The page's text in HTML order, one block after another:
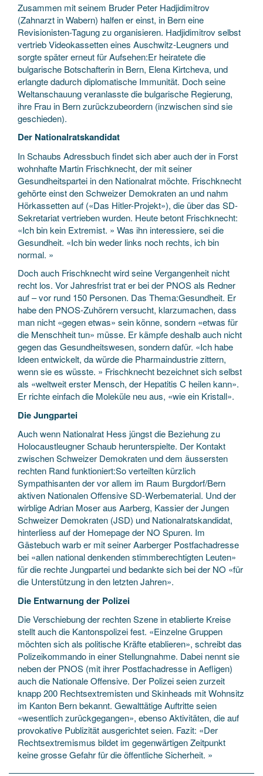
Zusammen mit seinem Bruder Peter Hadjidimitrov
(Zahnarzt in Wabern) halfen er einst, in Bern eine
Revisionisten-Tagung zu organisieren. Hadjidimitrov selbst
vertrieb Videokassetten eines Auschwitz-Leugners und
sorgte später erneut für Aufsehen:Er heiratete die
bulgarische Botschafterin in Bern, Elena Kirtcheva, und
erlangte dadurch diplomatische Immunität. Doch seine
Weltanschauung veranlasste die bulgarische Regierung,
ihre Frau in Bern zurückzubeordern (inzwischen sind sie
geschieden).
Der Nationalratskandidat
In Schaubs Adressbuch findet sich aber auch der in Forst
wohnhafte Martin Frischknecht, der mit seiner
Gesundheitspartei in den Nationalrat möchte. Frischknecht
gehörte einst den Schweizer Demokraten an und nahm
Hörkassetten auf («Das Hitler-Projekt»), die über das SD-
Sekretariat vertrieben wurden. Heute betont Frischknecht:
«Ich bin kein Extremist. » Was ihn interessiere, sei die
Gesundheit. «Ich bin weder links noch rechts, ich bin
normal. »
Doch auch Frischknecht wird seine Vergangenheit nicht
recht los. Vor Jahresfrist trat er bei der PNOS als Redner
auf – vor rund 150 Personen. Das Thema:Gesundheit. Er
habe den PNOS-Zuhörern versucht, klarzumachen, dass
man nicht «gegen etwas» sein könne, sondern «etwas für
die Menschheit tun» müsse. Er kämpfe deshalb auch nicht
gegen das Gesundheitswesen, sondern dafür. «Ich habe
Ideen entwickelt, da würde die Pharmaindustrie zittern,
wenn sie es wüsste. » Frischknecht bezeichnet sich selbst
als «weltweit erster Mensch, der Hepatitis C heilen kann».
Er richte einfach die Moleküle neu aus, «wie ein Kristall».
Die Jungpartei
Auch wenn Nationalrat Hess jüngst die Beziehung zu
Holocaustleugner Schaub herunterspielte. Der Kontakt
zwischen Schweizer Demokraten und dem äussersten
rechten Rand funktioniert:So verteilten kürzlich
Sympathisanten der vor allem im Raum Burgdorf/Bern
aktiven Nationalen Offensive SD-Werbematerial. Und der
wirblige Adrian Moser aus Aarberg, Kassier der Jungen
Schweizer Demokraten (JSD) und Nationalratskandidat,
hinterliess auf der Homepage der NO Spuren. Im
Gästebuch warb er mit seiner Aarberger Postfachadresse
bei «allen national denkenden stimmberechtigten Leuten»
für die rechte Jungpartei und bedankte sich bei der NO «für
die Unterstützung in den letzten Jahren».
Die Entwarnung der Polizei
Die Verschiebung der rechten Szene in etablierte Kreise
stellt auch die Kantonspolizei fest. «Einzelne Gruppen
möchten sich als politische Kräfte etablieren», schreibt das
Polizeikommando in einer Stellungnahme. Dabei nennt sie
neben der PNOS (mit ihrer Postfachadresse in Aefligen)
auch die Nationale Offensive. Der Polizei seien zurzeit
knapp 200 Rechtsextremisten und Skinheads mit Wohnsitz
im Kanton Bern bekannt. Gewalttätige Auftritte seien
«wesentlich zurückgegangen», ebenso Aktivitäten, die auf
provokative Publizität ausgerichtet seien. Fazit: «Der
Rechtsextremismus bildet im gegenwärtigen Zeitpunkt
keine grosse Gefahr für die öffentliche Sicherheit. »